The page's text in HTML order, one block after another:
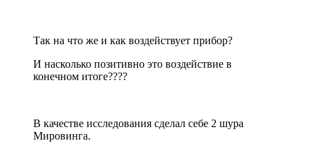
Так на что же и как воздействует прибор?
И насколько позитивно это воздействие в
конечном итоге????
В качестве исследования сделал себе 2 шура
Мировинга.